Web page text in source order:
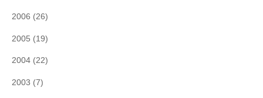
2006 (26)
2005 (19)
2004 (22)
2003 (7)